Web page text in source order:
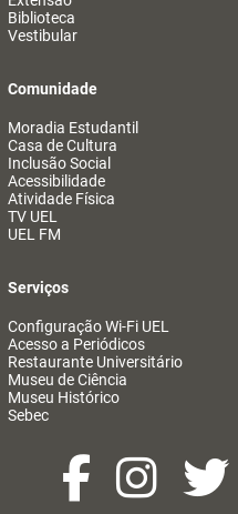
Biblioteca
Vestibular
Comunidade
Moradia Estudantil
Casa de Cultura
Inclusão Social
Acessibilidade
Atividade Física
TV UEL
UEL FM
Serviços
Configuração Wi-Fi UEL
Acesso a Periódicos
Restaurante Universitário
Museu de Ciência
Museu Histórico
Sebec